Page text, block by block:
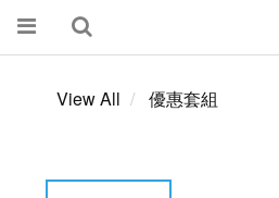
View All 優惠套組